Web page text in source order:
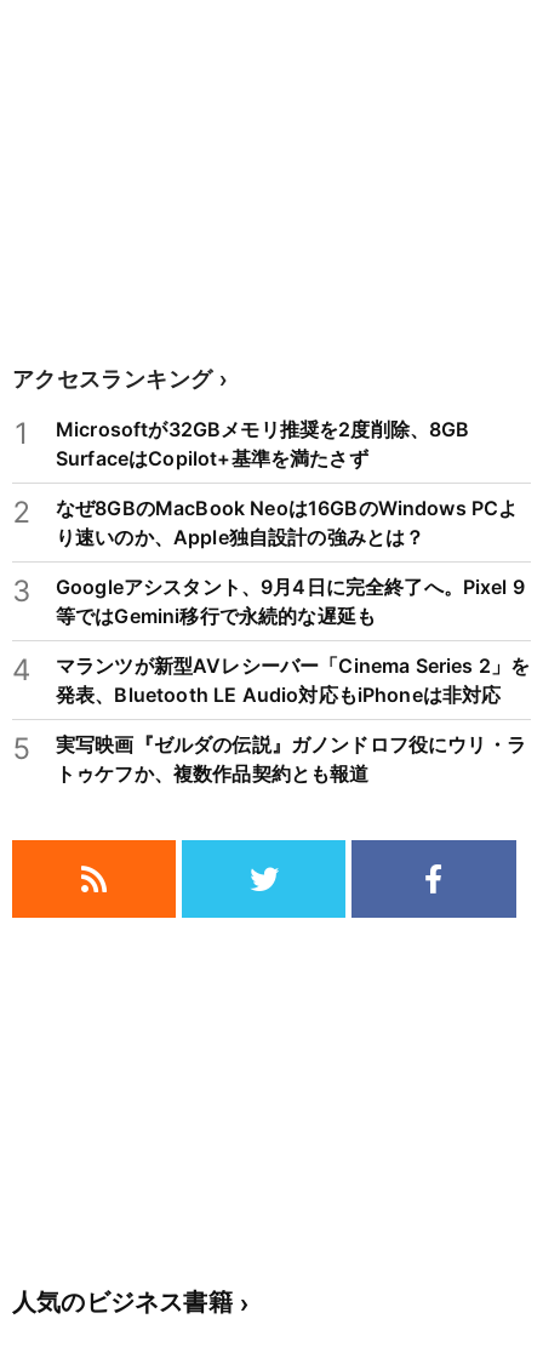
アクセスランキング
1
Microsoftが32GBメモリ推奨を2度削除、8GB
SurfaceはCopilot+基準を満たさず
2
なぜ8GBのMacBook Neoは16GBのWindows PCよ
り速いのか、Apple独自設計の強みとは？
3
Googleアシスタント、9月4日に完全終了へ。Pixel 9
等ではGemini移行で永続的な遅延も
4
マランツが新型AVレシーバー「Cinema Series 2」を
発表、Bluetooth LE Audio対応もiPhoneは非対応
5
実写映画『ゼルダの伝説』ガノンドロフ役にウリ・ラ
トゥケフか、複数作品契約とも報道
人気のビジネス書籍